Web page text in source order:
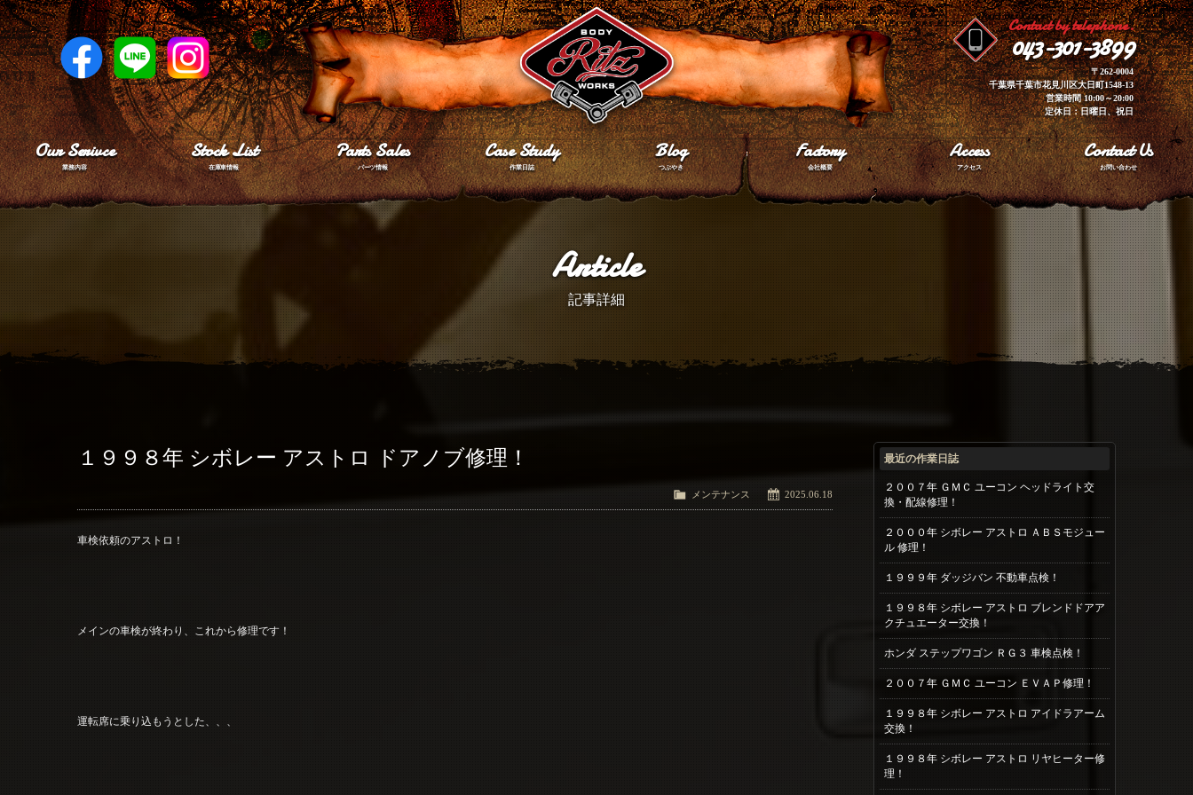
Contact by telephone.
043-301-3899
〒262-0004
千葉県千葉市花見川区大日町1548-13
営業時間 10:00～20:00
定休日：日曜日、祝日
Our Serivce
業務内容
Stock List
在庫車情報
Parts Sales
パーツ情報
Case Study
作業日誌
Blog
つぶやき
Factory
会社概要
Access
アクセス
Contact Us
お問い合わせ
Article
記事詳細
１９９８年 シボレー アストロ ドアノブ修理！
2025.06.18
メンテナンス
車検依頼のアストロ！
メインの車検が終わり、これから修理です！
運転席に乗り込もうとした、、、
最近の作業日誌
２００７年 ＧＭＣ ユーコン ヘッドライト交
換・配線修理！
２０００年 シボレー アストロ ＡＢＳモジュー
ル 修理！
１９９９年 ダッジバン 不動車点検！
１９９８年 シボレー アストロ ブレンドドアア
クチュエーター交換！
ホンダ ステップワゴン ＲＧ３ 車検点検！
２００７年 ＧＭＣ ユーコン ＥＶＡＰ修理！
１９９８年 シボレー アストロ アイドラアーム
交換！
１９９８年 シボレー アストロ リヤヒーター修
理！